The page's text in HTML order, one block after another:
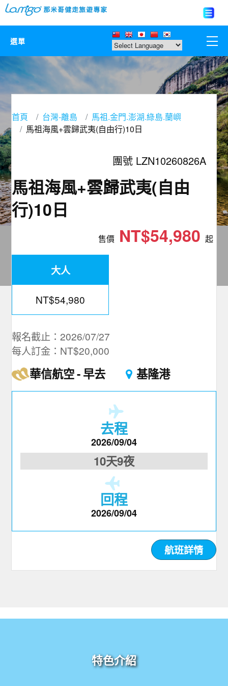
選單
那米哥莊園
中國
日本
亞洲韓國
歐美紐澳
台灣
首頁 台灣-離島
馬祖.金門.澎湖.綠島.蘭嶼
馬祖海風+雲歸武夷(自由行)10日
團號 LZN10260826A
馬祖海風+雲歸武夷(自由
行)10日
售價NT$54,980 起
大人
NT$54,980
報名截止：2026/07/27
每人訂金：NT$20,000
華信航空 早去 基隆港
去程
2026/09/04
10天9夜
回程
2026/09/04
航班詳情
特色介紹